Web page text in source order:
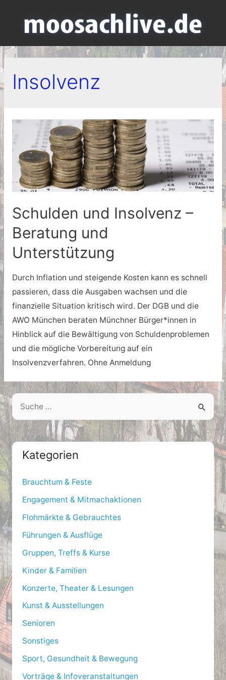
Insolvenz
Schulden und Insolvenz –
Beratung und
Unterstützung
Durch Inflation und steigende Kosten kann es schnell
passieren, dass die Ausgaben wachsen und die
finanzielle Situation kritisch wird. Der DGB und die
AWO München beraten Münchner Bürger*innen in
Hinblick auf die Bewältigung von Schuldenproblemen
und die mögliche Vorbereitung auf ein
Insolvenzverfahren. Ohne Anmeldung
S
e
a
r
h
f
o
r
:
Kategorien
Brauchtum & Feste
Engagement & Mitmachaktionen
Flohmärkte & Gebrauchtes
Führungen & Ausflüge
Gruppen, Treffs & Kurse
Kinder & Familien
Konzerte, Theater & Lesungen
Kunst & Ausstellungen
Senioren
Sonstiges
Sport, Gesundheit & Bewegung
Vorträge & Infoveranstaltungen